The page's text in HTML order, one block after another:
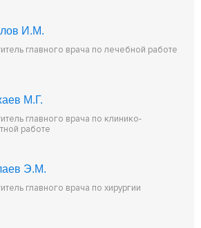
И.М.
главного врача по лечебной работе
М.Г.
главного врача по клинико-
работе
Э.М.
главного врача по хирургии